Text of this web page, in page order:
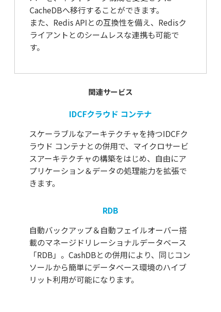
CacheDBへ移行することができます。
また、Redis APIとの互換性を備え、Redisク
ライアントとのシームレスな連携も可能で
す。
関連サービス
IDCFクラウド コンテナ
スケーラブルなアーキテクチャを持つIDCFク
ラウド コンテナとの併用で、マイクロサービ
スアーキテクチャの構築をはじめ、自由にア
プリケーション＆データの処理能力を拡張で
きます。
RDB
自動バックアップ＆自動フェイルオーバー搭
載のマネージドリレーショナルデータベース
「RDB」。CashDBとの併用により、同じコン
ソールから簡単にデータベース環境のハイブ
リット利用が可能になります。